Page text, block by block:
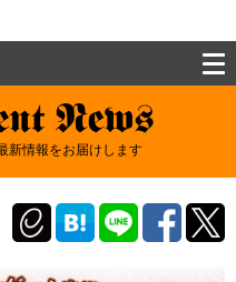
ーアミューズメン
新情報をお届けします